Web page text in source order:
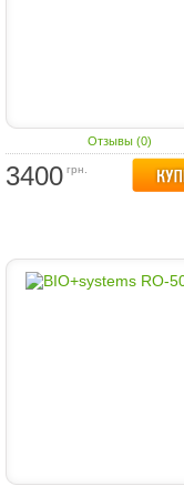
Отзывы (0)
3400 грн.